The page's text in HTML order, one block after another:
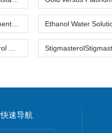
快速导航